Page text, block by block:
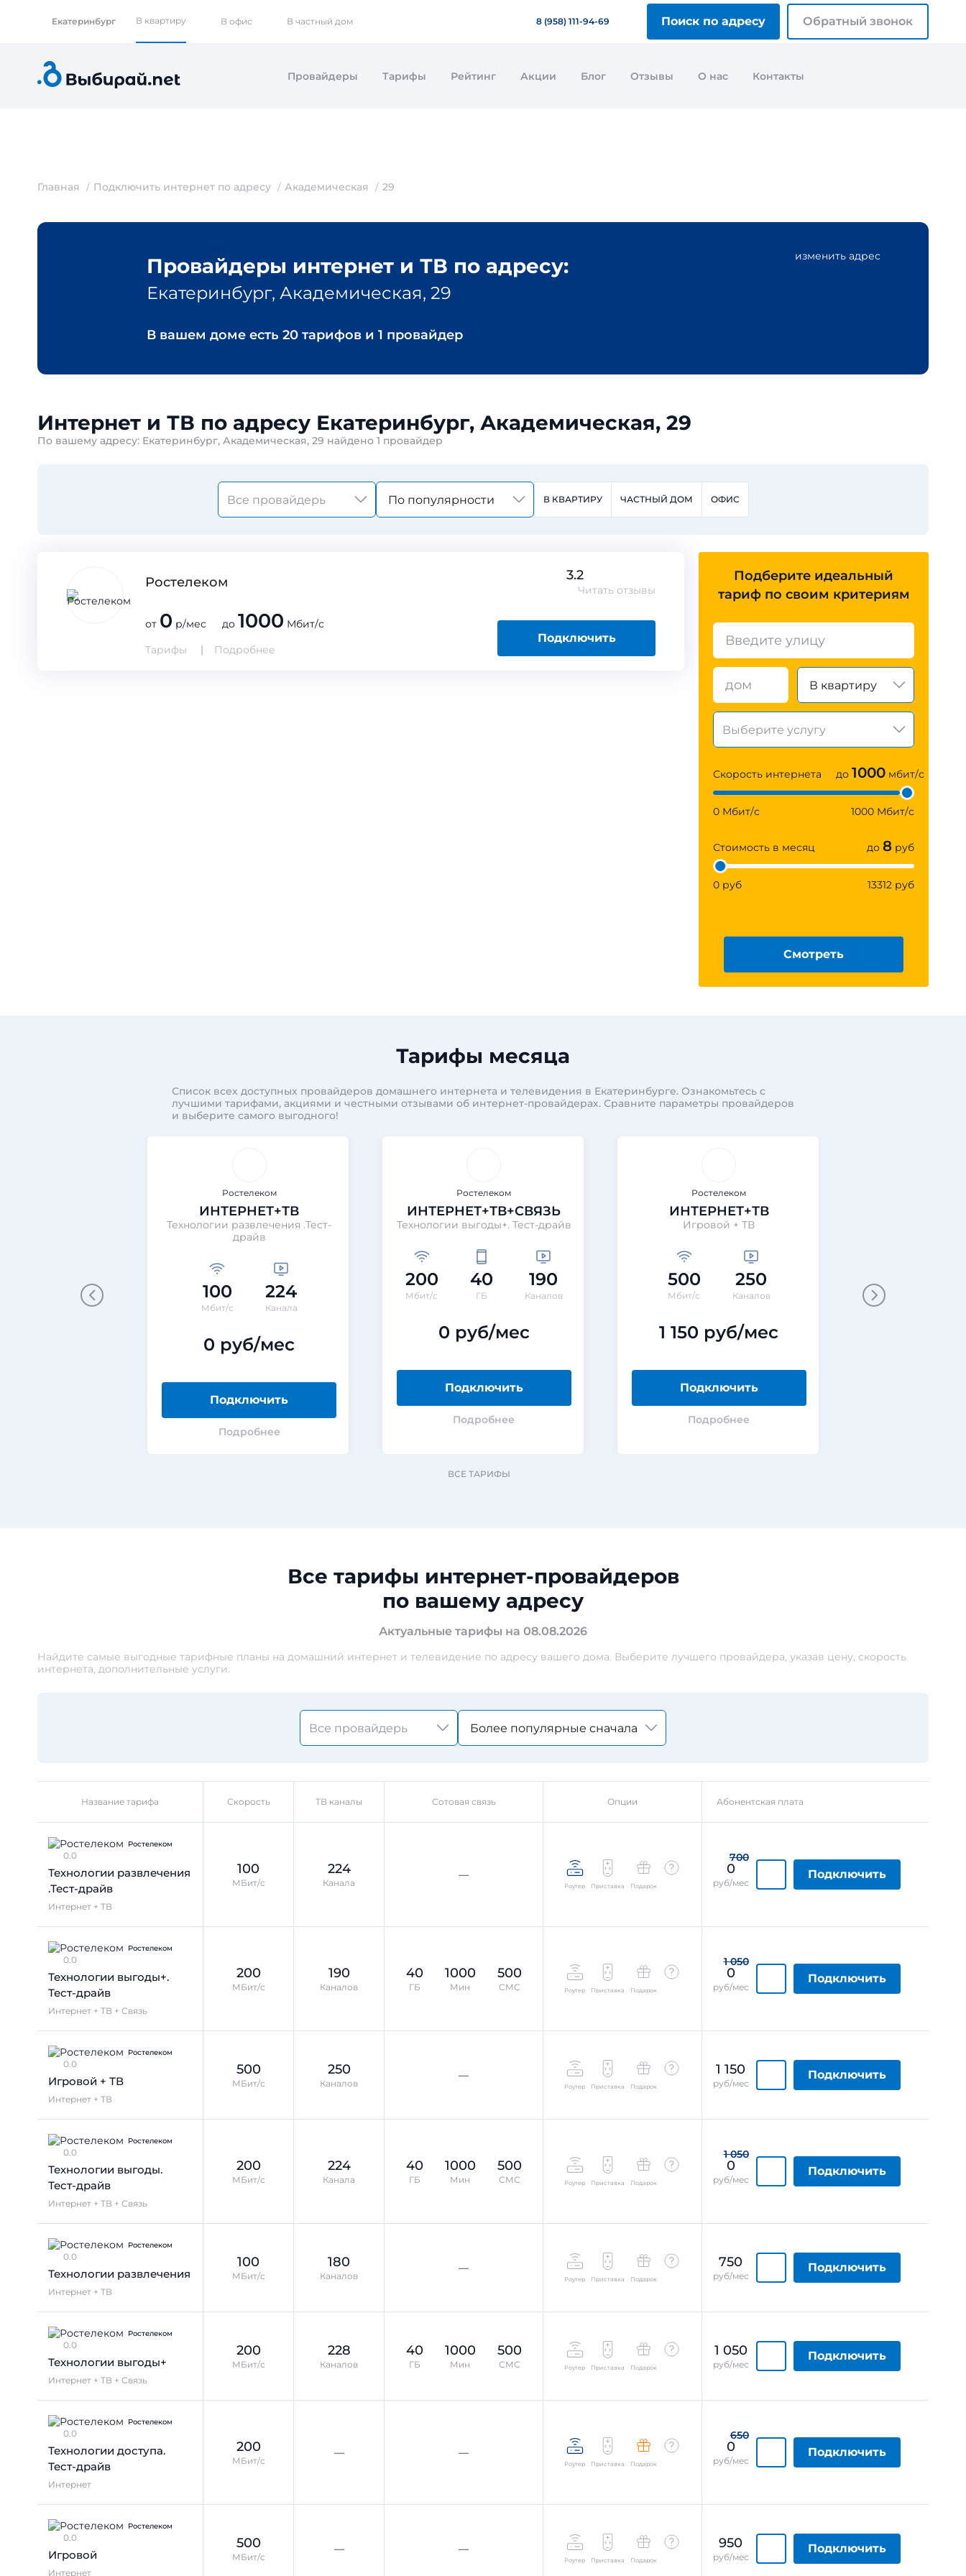
Екатеринбург В квартиру В офис В частный дом 8 (958) 111-94-69 Поиск по адресу Обратный звонок
Провайдеры Тарифы Рейтинг Акции Блог Отзывы О нас Контакты
Главная Подключить интернет по адресу Академическая 29
изменить адрес
Провайдеры интернет и ТВ по адресу:
Екатеринбург, Академическая, 29
В вашем доме есть 20 тарифов и 1 провайдер
Интернет и ТВ по адресу Екатеринбург, Академическая, 29
По вашему адресу: Екатеринбург, Академическая, 29 найдено 1 провайдер
По популярности В КВАРТИРУ ЧАСТНЫЙ ДОМ ОФИС
Ростелеком 3.2
Читать отзывы
от 0 р/мес до 1000 Мбит/с
Тарифы
Подробнее
Подключить
Подберите идеальный
тариф по своим критериям
В квартиру
Скорость интернета до 1000 мбит/с
0 Мбит/с 1000 Мбит/с
Стоимость в месяц до 8 руб
0 руб 13312 руб
Смотреть
Тарифы месяца
Список всех доступных провайдеров домашнего интернета и телевидения в Екатеринбурге. Ознакомьтесь с
лучшими тарифами, акциями и честными отзывами об интернет-провайдерах. Сравните параметры провайдеров
и выберите самого выгодного!
Ростелеком
ИНТЕРНЕТ+ТВ
Технологии развлечения .Тест-
драйв
100
Мбит/с
224
Канала
0 руб/мес
Подключить
Подробнее
Ростелеком
ИНТЕРНЕТ+ТВ+СВЯЗЬ
Технологии выгоды+. Тест-драйв
200
Мбит/с
40
ГБ
190
Каналов
0 руб/мес
Подключить
Подробнее
Ростелеком
ИНТЕРНЕТ+ТВ
Игровой + ТВ
500
Мбит/с
250
Каналов
1 150 руб/мес
Подключить
Подробнее
200
Мбит/с
ВСЕ ТАРИФЫ
Все тарифы интернет-провайдеров
по вашему адресу
Актуальные тарифы на 08.08.2026
Найдите самые выгодные тарифные планы на домашний интернет и телевидение по адресу вашего дома. Выберите лучшего провайдера, указав цену, скорость
интернета, дополнительные услуги.
Более популярные сначала
Название тарифа Скорость ТВ каналы Сотовая связь Опции Абонентская плата
Ростелеком
0.0
Технологии развлечения
.Тест-драйв
Интернет + ТВ
100
МБит/с
224
Канала
—
Роутер Приставка Подарок
700
0
руб/мес
Подключить
Ростелеком
0.0
Технологии выгоды+.
Тест-драйв
Интернет + ТВ + Связь
200
МБит/с
190
Каналов
40
ГБ
1000
Мин
500
СМС Роутер Приставка Подарок
1 050
0
руб/мес
Подключить
Ростелеком
0.0
Игровой + ТВ
Интернет + ТВ
500
МБит/с
250
Каналов
—
Роутер Приставка Подарок
1 150
руб/мес
Подключить
Ростелеком
0.0
Технологии выгоды.
Тест-драйв
Интернет + ТВ + Связь
200
МБит/с
224
Канала
40
ГБ
1000
Мин
500
СМС Роутер Приставка Подарок
1 050
0
руб/мес
Подключить
Ростелеком
0.0
Технологии развлечения
Интернет + ТВ
100
МБит/с
180
Каналов
—
Роутер Приставка Подарок
750
руб/мес
Подключить
Ростелеком
0.0
Технологии выгоды+
Интернет + ТВ + Связь
200
МБит/с
228
Каналов
40
ГБ
1000
Мин
500
СМС Роутер Приставка Подарок
1 050
руб/мес
Подключить
Ростелеком
0.0
Технологии доступа.
Тест-драйв
Интернет
200
МБит/с
— —
Роутер Приставка Подарок
650
0
руб/мес
Подключить
Ростелеком
0.0
Игровой
Интернет
500
МБит/с
— —
Роутер Приставка Подарок
950
руб/мес
Подключить